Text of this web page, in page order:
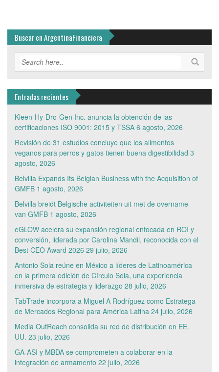
Buscar en ArgentinaFinanciera
Entradas recientes
Kleen-Hy-Dro-Gen Inc. anuncia la obtención de las
certificaciones ISO 9001: 2015 y TSSA 6 agosto, 2026
Revisión de 31 estudios concluye que los alimentos
veganos para perros y gatos tienen buena digestibilidad 3
agosto, 2026
Belvilla Expands Its Belgian Business with the Acquisition of
GMFB 1 agosto, 2026
Belvilla breidt Belgische activiteiten uit met de overname
van GMFB 1 agosto, 2026
eGLOW acelera su expansión regional enfocada en ROI y
conversión, liderada por Carolina Mandil, reconocida con el
Best CEO Award 2026 29 julio, 2026
Antonio Sola reúne en México a líderes de Latinoamérica
en la primera edición de Círculo Sola, una experiencia
inmersiva de estrategia y liderazgo 28 julio, 2026
TabTrade incorpora a Miguel A Rodríguez como Estratega
de Mercados Regional para América Latina 24 julio, 2026
Media OutReach consolida su red de distribución en EE.
UU. 23 julio, 2026
GA-ASI y MBDA se comprometen a colaborar en la
integración de armamento 22 julio, 2026